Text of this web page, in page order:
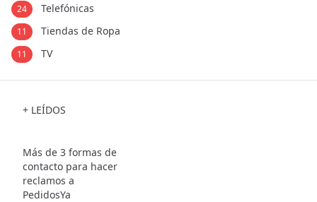
24 Telefónicas
11 Tiendas de Ropa
11 TV
+ LEÍDOS
Más de 3 formas de
contacto para hacer
reclamos a
PedidosYa